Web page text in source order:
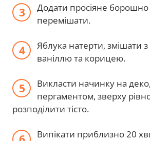
Додати просіяне
перемішати.
Яблука натерти, змішати
ваніллю та корицею.
Викласти начинку на
пергаментом, зверху
розподілити тісто.
Випікати приблизно 20